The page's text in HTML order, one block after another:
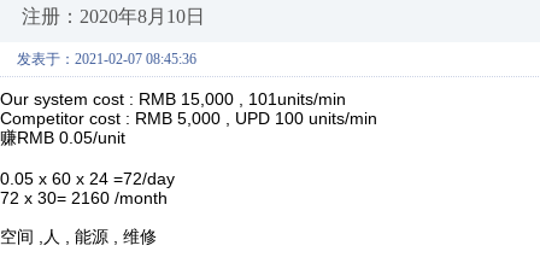
注册：2020年8月10日
发表于：2021-02-07 08:45:36
Our system cost : RMB 15,000 , 101units/min
Competitor cost : RMB 5,000 , UPD 100 units/min
赚RMB 0.05/unit
0.05 x 60 x 24 =72/day
72 x 30= 2160 /month
空间 人 能源 维修